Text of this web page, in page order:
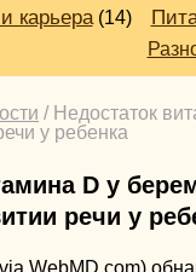
карьера(14)
/ Недостаток
у ребенка
D у
речи у
WebMD.com)